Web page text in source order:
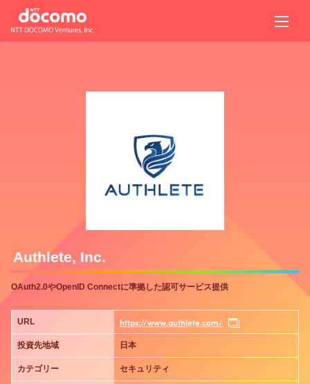
Authlete, Inc.
OAuth2.0やOpenID Connectに準拠した認可サービス提供
URL https://www.authlete.com/
投資先地域 日本
カテゴリー セキュリティ